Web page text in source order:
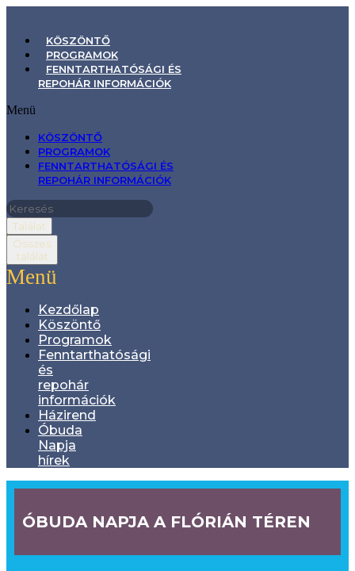
KÖSZÖNTŐ
PROGRAMOK
FENNTARTHATÓSÁGI ÉS
REPOHÁR INFORMÁCIÓK
Menü
KÖSZÖNTŐ
PROGRAMOK
FENNTARTHATÓSÁGI ÉS
REPOHÁR INFORMÁCIÓK
Találat
Összes
találat
Menü
Kezdőlap
Köszöntő
Programok
Fenntarthatósági
és
repohár
információk
Házirend
Óbuda
Napja
hírek
ÓBUDA NAPJA A FLÓRIÁN TÉREN